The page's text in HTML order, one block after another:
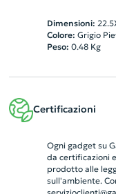
Dimensioni:
Colore: Grigio
Peso: 0.48Kg
Certificazioni
Ogni gadget su
da certificazioni
prodotto alle
sull'ambiente.